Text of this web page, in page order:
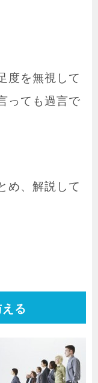
度を無視して
っても過言で
め、解説して
る